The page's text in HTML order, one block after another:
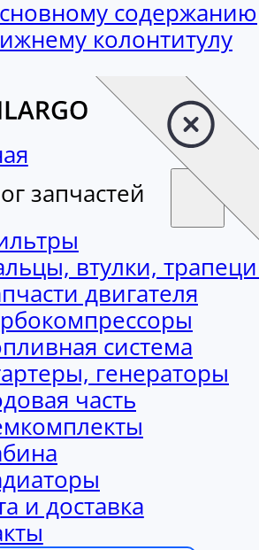
содержанию
колонтитулу
запчастей
втулки,
двигателя
система
генераторы
часть
и доставка